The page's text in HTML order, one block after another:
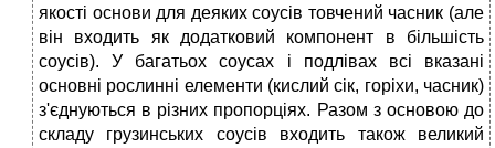
якості основи для деяких соусів товчений часник (але
він входить як додатковий компонент в більшість
соусів). У багатьох соусах і подлівах всі вказані
основні рослинні елементи (кислий сік, горіхи, часник)
з'єднуються в різних пропорціях. Разом з основою до
складу грузинських соусів входить також великий